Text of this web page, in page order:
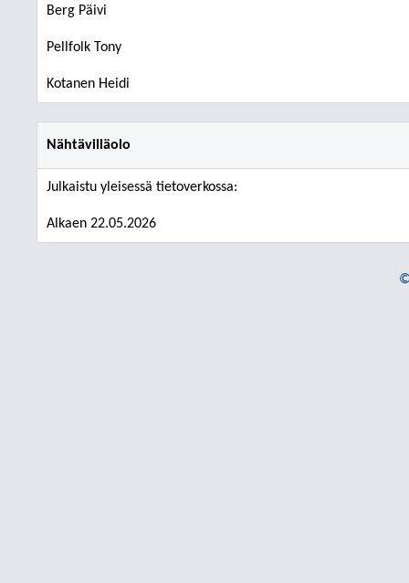
Berg Päivi
Pellfolk Tony
Kotanen Heidi
Nähtävilläolo
Julkaistu yleisessä tietoverkossa:
Alkaen 22.05.2026